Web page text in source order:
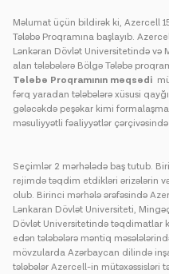
Məlumat üçün bildirək ki, Azercell
Tələbə Proqramına başlayıb.
Lənkəran Dövlət Universitetində
alan tələbələrə Bölgə Tələbə
Tələbə Proqramının məqsədi
fərq yaradan tələbələrə xüsusi
gələcəkdə peşəkar kimi
məsuliyyətli fəaliyyətlər
Seçimlər 2 mərhələdə baş tutub.
rejimdə təqdim etdikləri ərizələrin
olub. Birinci mərhələ ərəfəsində
Lənkaran Dövlət Universiteti,
Dövlət Universitetində təqdimatlar
edən tələbələrə məntiq
mövzularda Azərbaycan dilində
tələbələr Azercell-in mütəxəssisləri